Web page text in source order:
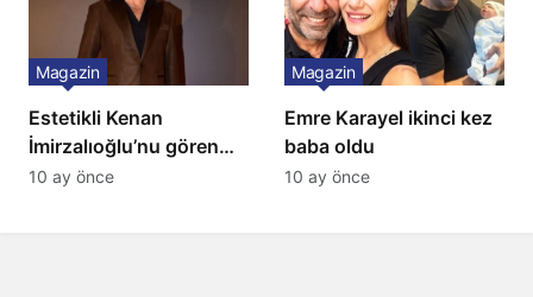
Estetikli Kenan
İmirzalıoğlu’nu gören
tanıyamıyor: Son hali
Magazin
10 ay önce
Emre Karayel ikinci kez
baba oldu
Magazin
10 ay önce